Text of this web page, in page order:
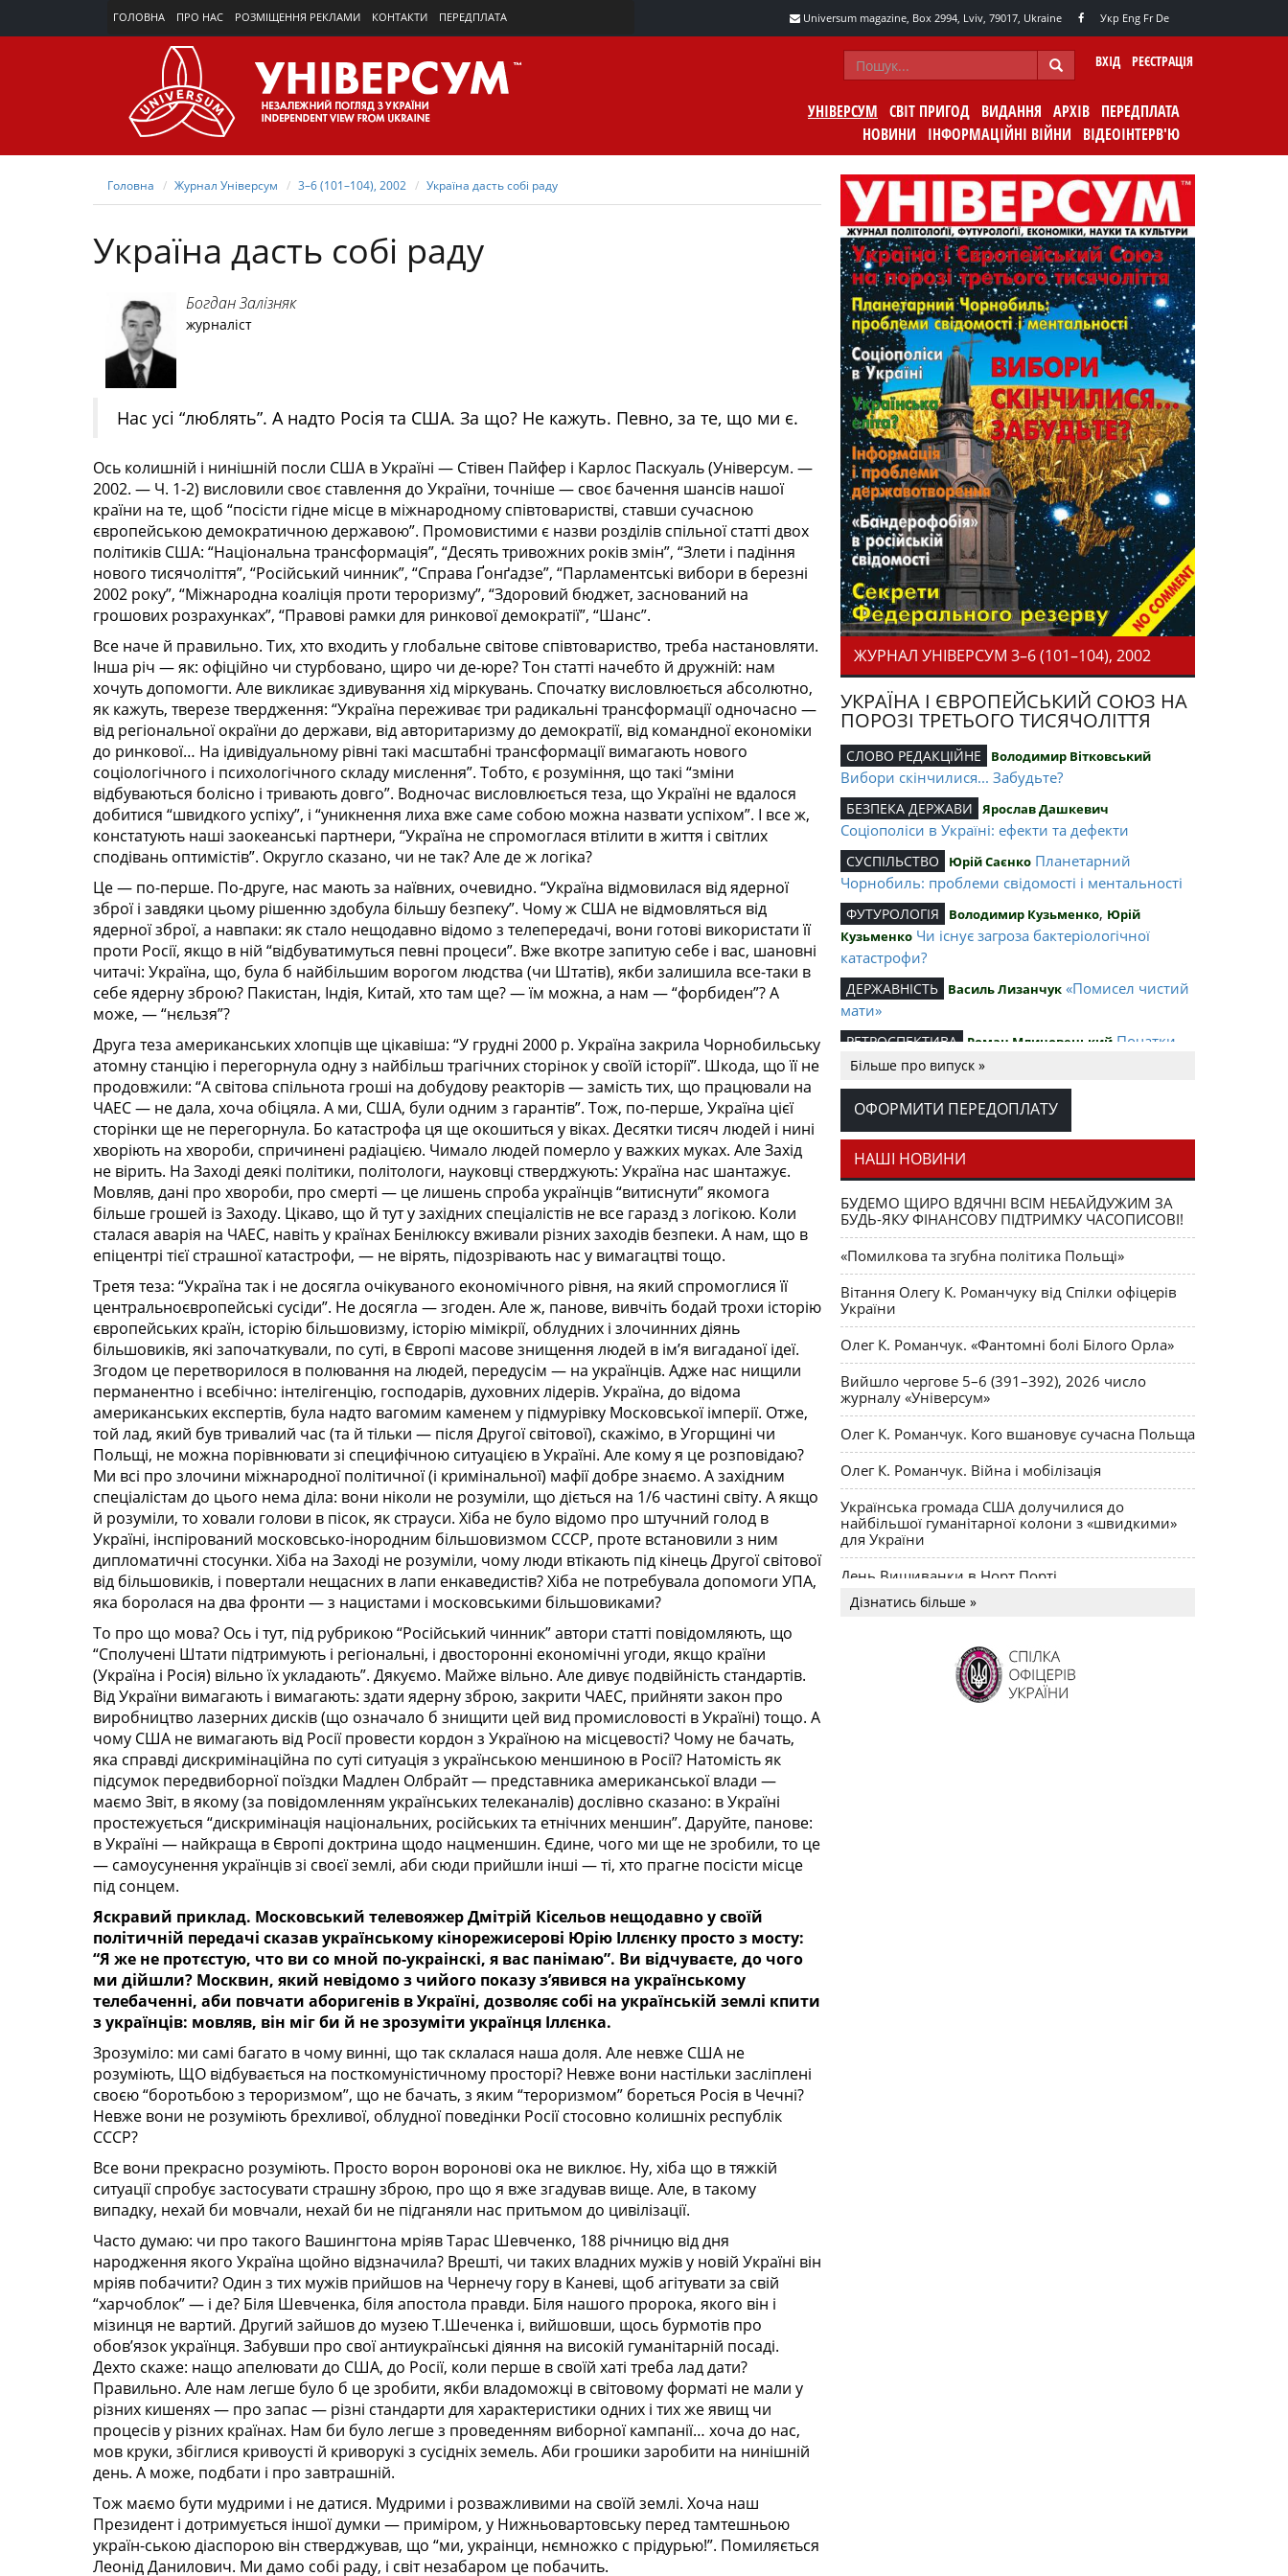
ГОЛОВНА ПРО НАС РОЗМІЩЕННЯ РЕКЛАМИ КОНТАКТИ ПЕРЕДПЛАТА Universum magazine, Box 2994, Lviv, 79017, Ukraine Укр Eng Fr De
ВХІД РЕЄСТРАЦІЯ
УНІВЕРСУМ СВІТ ПРИГОД ВИДАННЯ АРХІВ ПЕРЕДПЛАТА
НОВИНИ
ІНФОРМАЦІЙНІ ВІЙНИ ВІДЕОІНТЕРВ'Ю
Головна Журнал Універсум 3–6 (101–104), 2002 Україна дасть собі раду
Україна дасть собі раду
Богдан Залізняк
журналіст
Нас усі “люблять”. А надто Росія та США. За що? Не кажуть. Певно, за те, що ми є.
Ось колишній і нинішній посли США в Україні — Стівен Пайфер і Карлос Паскуаль (Універсум. —
2002. — Ч. 1-2) висловили своє ставлення до України, точніше — своє бачення шансів нашої
країни на те, щоб “посісти гідне місце в міжнародному співтоваристві, ставши сучасною
європейською демократичною державою”. Промовистими є назви розділів спільної статті двох
політиків США: “Національна трансформація”, “Десять тривожних років змін”, “Злети і падіння
нового тисячоліття”, “Російський чинник”, “Справа Ґонґадзе”, “Парламентські вибори в березні
2002 року”, “Міжнародна коаліція проти тероризму”, “Здоровий бюджет, заснований на
грошових розрахунках”, “Правові рамки для ринкової демократії”, “Шанс”.
Все наче й правильно. Тих, хто входить у глобальне світове співтовариство, треба настановляти.
Інша річ — як: офіційно чи стурбовано, щиро чи де-юре? Тон статті начебто й дружній: нам
хочуть допомогти. Але викликає здивування хід міркувань. Спочатку висловлюється абсолютно,
як кажуть, тверезе твердження: “Україна переживає три радикальні трансформації одночасно —
від регіональної окраїни до держави, від авторитаризму до демократії, від командної економіки
до ринкової… На ідивідуальному рівні такі масштабні трансформації вимагають нового
соціологічного і психологічного складу мислення”. Тобто, є розуміння, що такі “зміни
відбуваються болісно і тривають довго”. Водночас висловлюється теза, що Україні не вдалося
добитися “швидкого успіху”, і “уникнення лиха вже саме собою можна назвати успіхом”. І все ж,
констатують наші заокеанські партнери, “Україна не спромоглася втілити в життя і світлих
сподівань оптимістів”. Округло сказано, чи не так? Але де ж логіка?
Це — по-перше. По-друге, нас мають за наївних, очевидно. “Україна відмовилася від ядерної
зброї і завдяки цьому рішенню здобула більшу безпеку”. Чому ж США не відмовляться від
ядерної зброї, а навпаки: як стало нещодавно відомо з телепередачі, вони готові використати її
проти Росії, якщо в ній “відбуватимуться певні процеси”. Вже вкотре запитую себе і вас, шановні
читачі: Україна, що, була б найбільшим ворогом людства (чи Штатів), якби залишила все-таки в
себе ядерну зброю? Пакистан, Індія, Китай, хто там ще? — їм можна, а нам — “форбиден”? А
може, — “нєльзя”?
Друга теза американських хлопців ще цікавіша: “У грудні 2000 р. Україна закрила Чорнобильську
атомну станцію і перегорнула одну з найбільш трагічних сторінок у своїй історії”. Шкода, що її не
продовжили: “А світова спільнота гроші на добудову реакторів — замість тих, що працювали на
ЧАЕС — не дала, хоча обіцяла. А ми, США, були одним з гарантів”. Тож, по-перше, Україна цієї
сторінки ще не перегорнула. Бо катастрофа ця ще окошиться у віках. Десятки тисяч людей і нині
хворіють на хвороби, спричинені радіацією. Чимало людей померло у важких муках. Але Захід
не вірить. На Заході деякі політики, політологи, науковці стверджують: Україна нас шантажує.
Мовляв, дані про хвороби, про смерті — це лишень спроба українців “витиснути” якомога
більше грошей із Заходу. Цікаво, що й тут у західних спеціалістів не все гаразд з логікою. Коли
сталася аварія на ЧАЕС, навіть у країнах Бенілюксу вживали різних заходів безпеки. А нам, що в
епіцентрі тієї страшної катастрофи, — не вірять, підозрівають нас у вимагацтві тощо.
Третя теза: “Україна так і не досягла очікуваного економічного рівня, на який спромоглися її
центральноєвропейські сусіди”. Не досягла — згоден. Але ж, панове, вивчіть бодай трохи історію
європейських країн, історію більшовизму, історію мімікрії, облудних і злочинних діянь
більшовиків, які започаткували, по суті, в Європі масове знищення людей в ім’я вигаданої ідеї.
Згодом це перетворилося в полювання на людей, передусім — на українців. Адже нас нищили
перманентно і всебічно: інтелігенцію, господарів, духовних лідерів. Україна, до відома
американських експертів, була надто вагомим каменем у підмурівку Московської імперії. Отже,
той лад, який був тривалий час (та й тільки — після Другої світової), скажімо, в Угорщині чи
Польщі, не можна порівнювати зі специфічною ситуацією в Україні. Але кому я це розповідаю?
Ми всі про злочини міжнародної політичної (і кримінальної) мафії добре знаємо. А західним
спеціалістам до цього нема діла: вони ніколи не розуміли, що діється на 1/6 частині світу. А якщо
й розуміли, то ховали голови в пісок, як страуси. Хіба не було відомо про штучний голод в
Україні, інспірований московсько-інородним більшовизмом СССР, проте встановили з ним
дипломатичні стосунки. Хіба на Заході не розуміли, чому люди втікають під кінець Другої світової
від більшовиків, і повертали нещасних в лапи енкаведистів? Хіба не потребувала допомоги УПА,
яка боролася на два фронти — з нацистами і московськими більшовиками?
То про що мова? Ось і тут, під рубрикою “Російський чинник” автори статті повідомляють, що
“Сполучені Штати підтримують і регіональні, і двосторонні економічні угоди, якщо країни
(Україна і Росія) вільно їх укладають”. Дякуємо. Майже вільно. Але дивує подвійність стандартів.
Від України вимагають і вимагають: здати ядерну зброю, закрити ЧАЕС, прийняти закон про
виробництво лазерних дисків (що означало б знищити цей вид промисловості в Україні) тощо. А
чому США не вимагають від Росії провести кордон з Україною на місцевості? Чому не бачать,
яка справді дискримінаційна по суті ситуація з українською меншиною в Росії? Натомість як
підсумок передвиборної поїздки Мадлен Олбрайт — представника американської влади —
маємо Звіт, в якому (за повідомленням українських телеканалів) дослівно сказано: в Україні
простежується “дискримінація національних, російських та етнічних меншин”. Даруйте, панове:
в Україні — найкраща в Європі доктрина щодо нацменшин. Єдине, чого ми ще не зробили, то це
— самоусунення українців зі своєї землі, аби сюди прийшли інші — ті, хто прагне посісти місце
під сонцем.
Яскравий приклад. Московський телевояжер Дмітрій Кісельов нещодавно у своїй
політичній передачі сказав українському кінорежисерові Юрію Іллєнку просто з мосту:
“Я же не протєстую, что ви со мной по-украінскі, я вас панімаю”. Ви відчуваєте, до чого
ми дійшли? Москвин, який невідомо з чийого показу з’явився на українському
телебаченні, аби повчати аборигенів в Україні, дозволяє собі на українській землі кпити
з українців: мовляв, він міг би й не зрозуміти українця Іллєнка.
Зрозуміло: ми самі багато в чому винні, що так склалася наша доля. Але невже США не
розуміють, ЩО відбувається на посткомуністичному просторі? Невже вони настільки засліплені
своєю “боротьбою з тероризмом”, що не бачать, з яким “тероризмом” бореться Росія в Чечні?
Невже вони не розуміють брехливої, облудної поведінки Росії стосовно колишніх республік
СССР?
Все вони прекрасно розуміють. Просто ворон воронові ока не виклює. Ну, хіба що в тяжкій
ситуації спробує застосувати страшну зброю, про що я вже згадував вище. Але, в такому
випадку, нехай би мовчали, нехай би не підганяли нас притьмом до цивілізації.
Часто думаю: чи про такого Вашингтона мріяв Тарас Шевченко, 188 річницю від дня
народження якого Україна щойно відзначила? Врешті, чи таких владних мужів у новій Україні він
мріяв побачити? Один з тих мужів прийшов на Чернечу гору в Каневі, щоб агітувати за свій
“харчоблок” — і де? Біля Шевченка, біля апостола правди. Біля нашого пророка, якого він і
мізинця не вартий. Другий зайшов до музею Т.Шеченка і, вийшовши, щось бурмотів про
обов’язок українця. Забувши про свої антиукраїнські діяння на високій гуманітарній посаді.
Дехто скаже: нащо апелювати до США, до Росії, коли перше в своїй хаті треба лад дати?
Правильно. Але нам легше було б це зробити, якби владоможці в світовому форматі не мали у
різних кишенях — про запас — різні стандарти для характеристики одних і тих же явищ чи
процесів у різних країнах. Нам би було легше з проведенням виборної кампанії… хоча до нас,
мов круки, збіглися кривоусті й криворукі з сусідніх земель. Аби грошики заробити на нинішній
день. А може, подбати і про завтрашній.
Тож маємо бути мудрими і не датися. Мудрими і розважливими на своїй землі. Хоча наш
Президент і дотримується іншої думки — приміром, у Нижньовартовську перед тамтешньою
україн-ською діаспорою він стверджував, що “ми, украінци, нємножко с прідурью!”. Помиляється
Леонід Данилович. Ми дамо собі раду, і світ незабаром це побачить.
ЖУРНАЛ УНІВЕРСУМ 3–6 (101–104), 2002
УКРАЇНА І ЄВРОПЕЙСЬКИЙ СОЮЗ НА
ПОРОЗІ ТРЕТЬОГО ТИСЯЧОЛІТТЯ
СЛОВО РЕДАКЦІЙНЕ Володимир Вітковський
Вибори скінчилися... Забудьте?
БЕЗПЕКА ДЕРЖАВИ Ярослав Дашкевич
Соціополіси в Україні: ефекти та дефекти
СУСПІЛЬСТВО Юрій Саєнко Планетарний
Чорнобиль: проблеми свідомості і ментальності
ФУТУРОЛОГІЯ Володимир Кузьменко, Юрій
Кузьменко Чи існує загроза бактеріологічної
катастрофи?
ДЕРЖАВНІСТЬ Василь Лизанчук «Помисел чистий
мати»
РЕТРОСПЕКТИВА Роман Млиновецький Початки
визвольної боротьби українського народу
МОВА І НАЦІЯ Ростислав Якуц «Мовленнєвий
антисвіт» в Україні
Повертаючись до
надрукованого
ТОЧКА ЗОРУ Богдан Залізняк Україна дасть собі
раду
РЕАЛІЇ Леонід ЗалізнякУкраїнська еліта?
Більше про випуск »
ОФОРМИТИ ПЕРЕДОПЛАТУ
НАШІ НОВИНИ
БУДЕМО ЩИРО ВДЯЧНІ ВСІМ НЕБАЙДУЖИМ ЗА
БУДЬ-ЯКУ ФІНАНСОВУ ПІДТРИМКУ ЧАСОПИСОВІ!
«Помилкова та згубна політика Польщі»
Вітання Олегу К. Романчуку від Спілки офіцерів
України
Олег К. Романчук. «Фантомні болі Білого Орла»
Вийшло чергове 5–6 (391–392), 2026 число
журналу «Універсум»
Олег К. Романчук. Кого вшановує сучасна Польща
Олег К. Романчук. Війна і мобілізація
Українська громада США долучилися до
найбільшої гуманітарної колони з «швидкими»
для України
День Вишиванки в Норт Порті
OPUS MAGNUM Олега К. Романчука
Дізнатись більше »